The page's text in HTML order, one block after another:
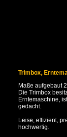
Trimbox,
Maße aufgebaut
Die Trimbox
Erntemaschine,
gedacht.
Leise, effizient,
hochwertig.